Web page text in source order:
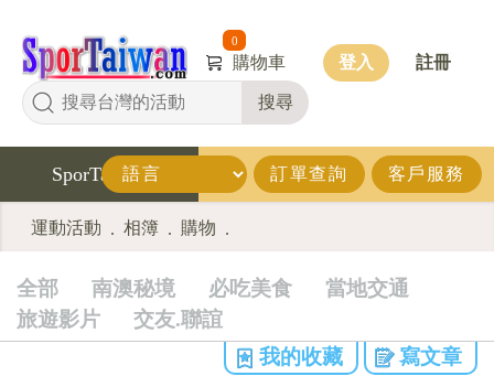
搜尋
0
購物車 登入 註冊
SporTaiwan 訂單查詢 客戶服務
運動活動 . 相簿 . 購物 .
全部 南澳秘境 必吃美食
當地交通
旅遊影片
交友.聯誼
我的收藏
寫文章